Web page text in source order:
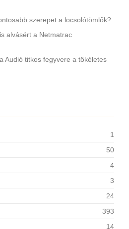
szerepet a locsolótömlők?
alvásért a Netmatrac
Audió titkos fegyvere a tökéletes
1
50
4
3
24
393
14